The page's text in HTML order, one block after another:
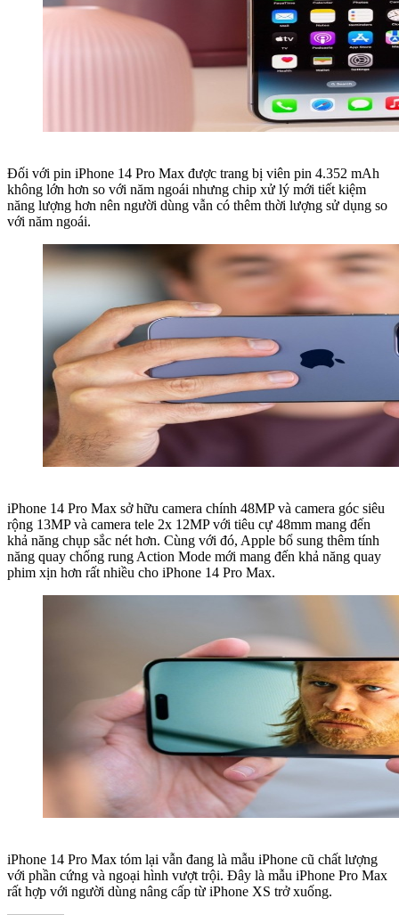
Đối với pin iPhone 14 Pro Max được trang bị viên pin 4.352 mAh
không lớn hơn so với năm ngoái nhưng chip xử lý mới tiết kiệm
năng lượng hơn nên người dùng vẫn có thêm thời lượng sử dụng so
với năm ngoái.
iPhone 14 Pro Max sở hữu camera chính 48MP và camera góc siêu
rộng 13MP và camera tele 2x 12MP với tiêu cự 48mm mang đến
khả năng chụp sắc nét hơn. Cùng với đó, Apple bổ sung thêm tính
năng quay chống rung Action Mode mới mang đến khả năng quay
phim xịn hơn rất nhiều cho iPhone 14 Pro Max.
iPhone 14 Pro Max tóm lại vẫn đang là mẫu iPhone cũ chất lượng
với phần cứng và ngoại hình vượt trội. Đây là mẫu iPhone Pro Max
rất hợp với người dùng nâng cấp từ iPhone XS trở xuống.